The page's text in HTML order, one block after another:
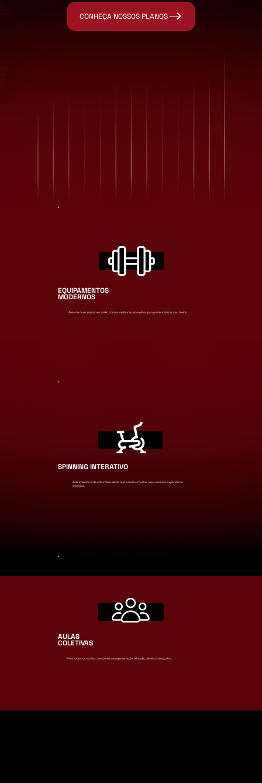
CONHEÇA NOSSOS PLANOS
EQUIPAMENTOS
MODERNOS
Área de musculação e cardio com os melhores aparelhos para potencializar seu treino.
SPINNING INTERATIVO
Aula interativa de alta intensidade que simula circuitos reais em uma experiência
imersiva.
AULAS
COLETIVAS
Para todos os estilos: funcional, alongamento, localizada, pilates e muay thai.